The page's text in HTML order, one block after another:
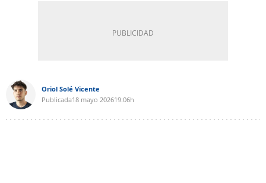
Oriol Solé Vicente
Publicada18 mayo 202619:06h